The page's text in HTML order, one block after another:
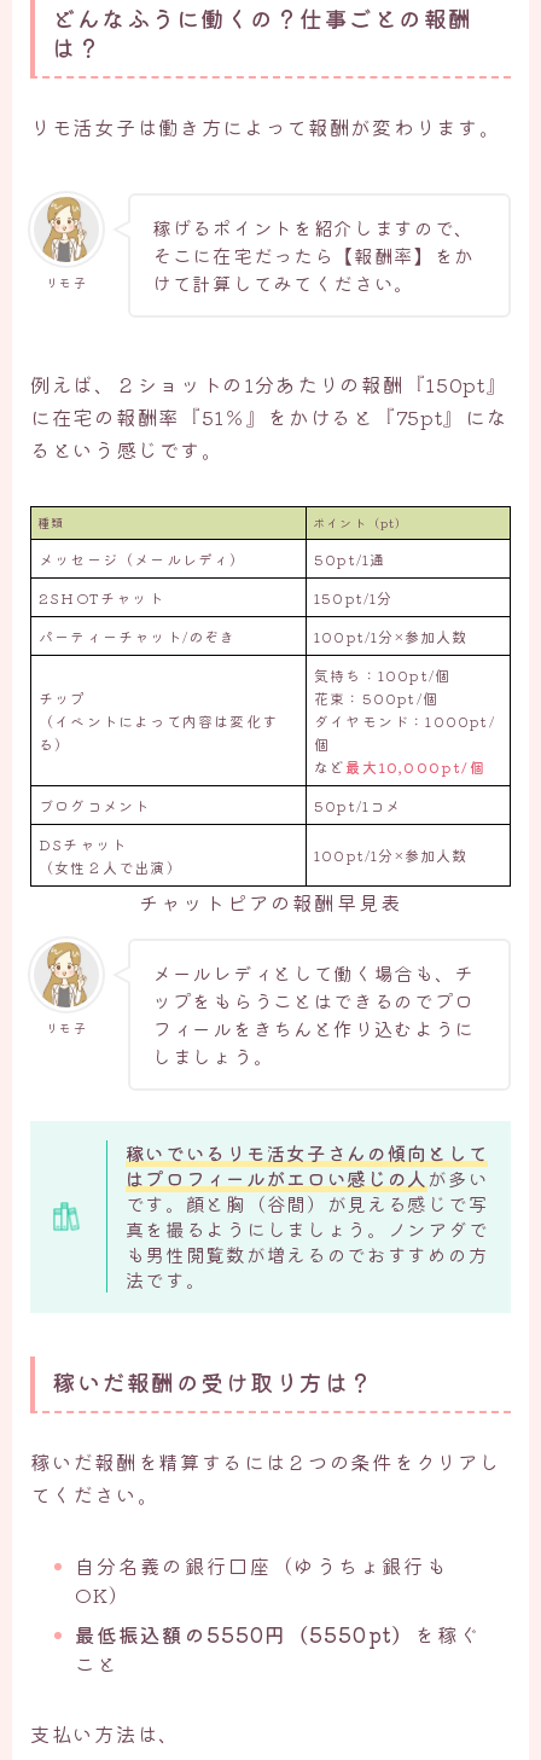
どんなふうに働くの？仕事ごとの報酬
は？
リモ活女子は働き方によって報酬が変わります。
リモ子
稼げるポイントを紹介しますので、
そこに在宅だったら【報酬率】をか
けて計算してみてください。
例えば、２ショットの1分あたりの報酬『150pt』
に在宅の報酬率『51％』をかけると『75pt』にな
るという感じです。
種類 ポイント（pt）
メッセージ（メールレディ）
50pt/1通
2SHOTチャット
150pt/1分
パーティーチャット/のぞき
100pt/1分×参加人数
チップ
（イベントによって内容は変化す
る）
気持ち：100pt/個
花束：500pt/個
ダイヤモンド：1000pt/
個
など最大10,000pt/個
ブログコメント
50pt/1コメ
DSチャット
（女性２人で出演）
100pt/1分×参加人数
チャットピアの報酬早見表
リモ子
メールレディとして働く場合も、チ
ップをもらうことはできるのでプロ
フィールをきちんと作り込むように
しましょう。
稼いでいるリモ活女子さんの傾向として
はプロフィールがエロい感じの人が多い
です。顔と胸（谷間）が見える感じで写
真を撮るようにしましょう。ノンアダで
も男性閲覧数が増えるのでおすすめの方
法です。
稼いだ報酬の受け取り方は？
稼いだ報酬を精算するには２つの条件をクリアし
てください。
自分名義の銀行口座（ゆうちょ銀行も
OK）
最低振込額の5550円（5550pt）
を稼ぐ
こと
支払い方法は、